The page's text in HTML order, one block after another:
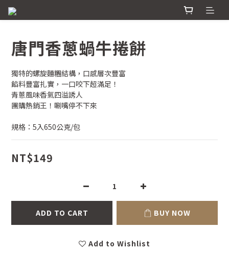
唐門香蔥蝸牛捲餅
獨特的螺旋麵糰結構，口感層次豐富
餡料豐富扎實，一口咬下超滿足！
青蔥風味香氣四溢誘人
團購熱銷王！唰嘴停不下來
規格：5入650公克/包
NT$149
ADD TO CART BUY NOW
Add to Wishlist